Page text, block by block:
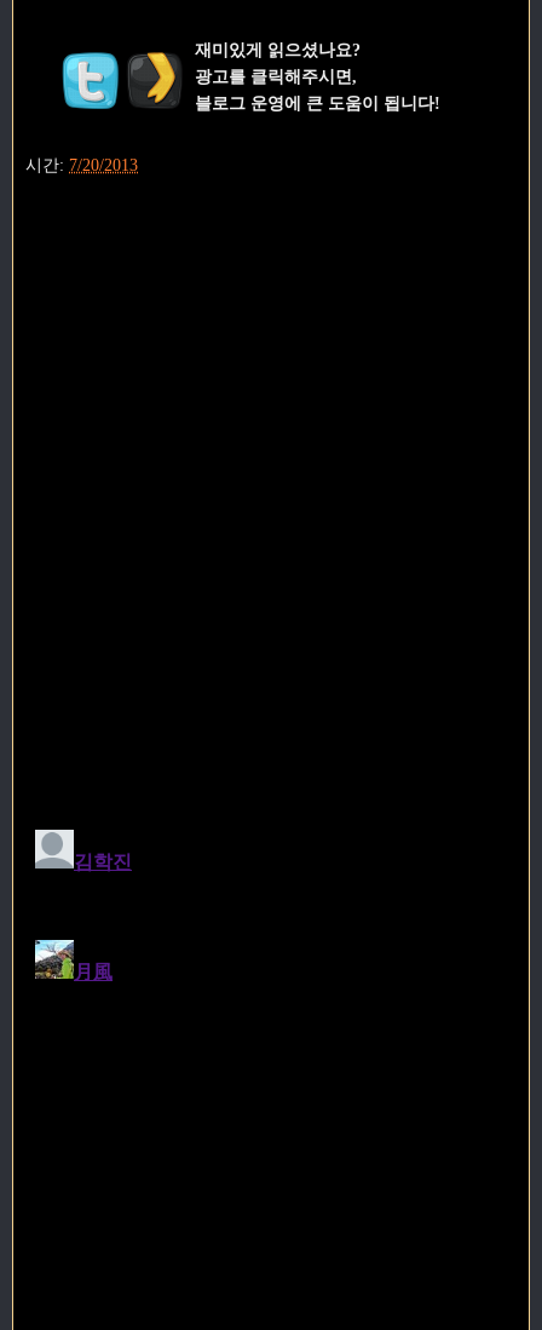
재미있게 읽으셨나요?
광고를 클릭해주시면,
블로그 운영에 큰 도움이 됩니다!
시간: 7/20/2013